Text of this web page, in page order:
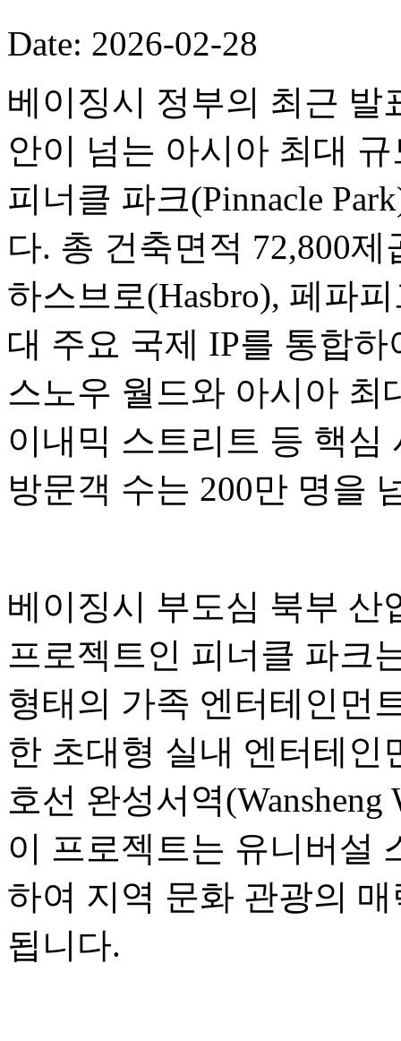
Date: 2026-02-28
베이징시 정부의 최근 발
안이 넘는 아시아 최대
피너클 파크(Pinnacle
다. 총 건축면적 72,800
하스브로(Hasbro), 페파
대 주요 국제 IP를 통합
스노우 월드와 아시아 최
이내믹 스트리트 등 핵심
방문객 수는 200만 명을
베이징시 부도심 북부 산
프로젝트인 피너클 파크
형태의 가족 엔터테인먼
한 초대형 실내 엔터테인
호선 완성서역
이 프로젝트는 유니버설
하여 지역 문화 관광의
됩니다.